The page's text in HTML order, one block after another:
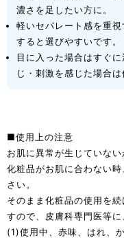
濃さを足したい方に。
軽いセパレート感を重
すると選びやすいです。
目に入った場合はすぐ
じ・刺激を感じた場合
■使用上の注意
お肌に異常が生じていな
化粧品がお肌に合わない
さい。
そのまま化粧品の使用を
すので、皮膚科専門医等に
(1)使用中、赤味、はれ、